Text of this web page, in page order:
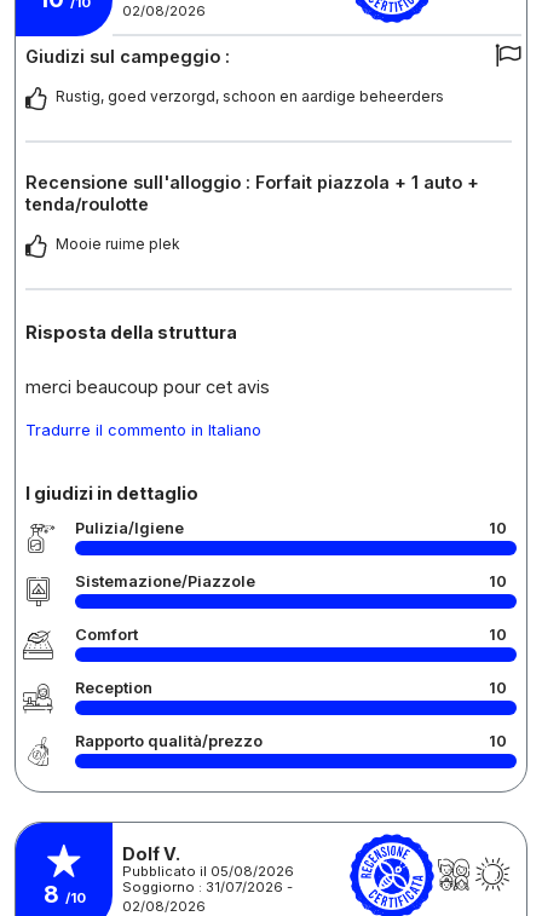
02/08/2026
Giudizi sul campeggio :
Rustig, goed verzorgd, schoon en aardige beheerders
Recensione sull'alloggio : Forfait piazzola + 1 auto +
tenda/roulotte
Mooie ruime plek
Risposta della struttura
merci beaucoup pour cet avis
Tradurre il commento in Italiano
I giudizi in dettaglio
Pulizia/Igiene 10
Sistemazione/Piazzole 10
Comfort 10
Reception 10
Rapporto qualità/prezzo 10
8 /10
Dolf V.
Pubblicato il 05/08/2026
Soggiorno : 31/07/2026 -
02/08/2026